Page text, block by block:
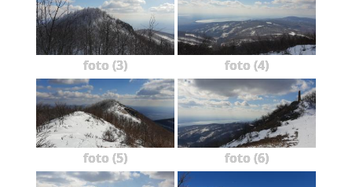
foto (3) foto (4)
foto (5) foto (6)